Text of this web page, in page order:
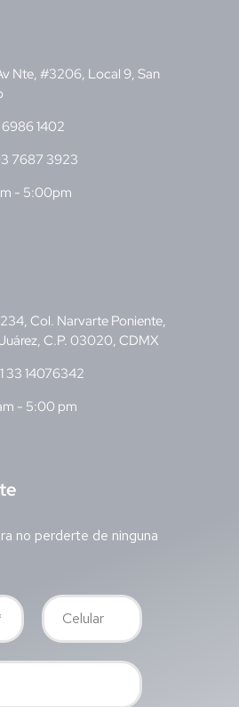
Nte, #3206, Local 9, San
1402
7687 3923
- 5:00pm
Col. Narvarte Poniente,
C.P. 03020, CDMX
33 14076342
- 5:00 pm
no perderte de ninguna